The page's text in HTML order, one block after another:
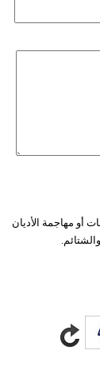
أو مهاجمة الأديان